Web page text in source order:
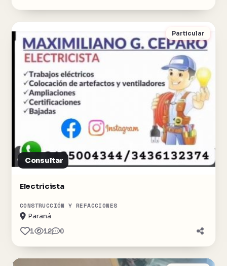
Particular
Consultar
Electricista
CONSTRUCCIÓN Y REFACCIONES
Paraná
1 12 0